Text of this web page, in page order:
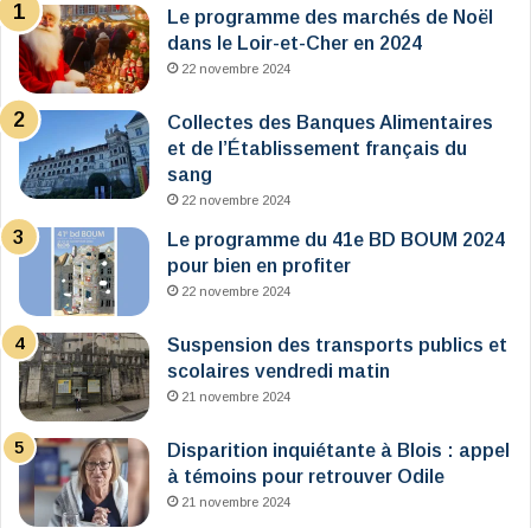
Le programme des marchés de Noël
dans le Loir-et-Cher en 2024
22 novembre 2024
Collectes des Banques Alimentaires
et de l’Établissement français du
sang
22 novembre 2024
Le programme du 41e BD BOUM 2024
pour bien en profiter
22 novembre 2024
Suspension des transports publics et
scolaires vendredi matin
21 novembre 2024
Disparition inquiétante à Blois : appel
à témoins pour retrouver Odile
21 novembre 2024